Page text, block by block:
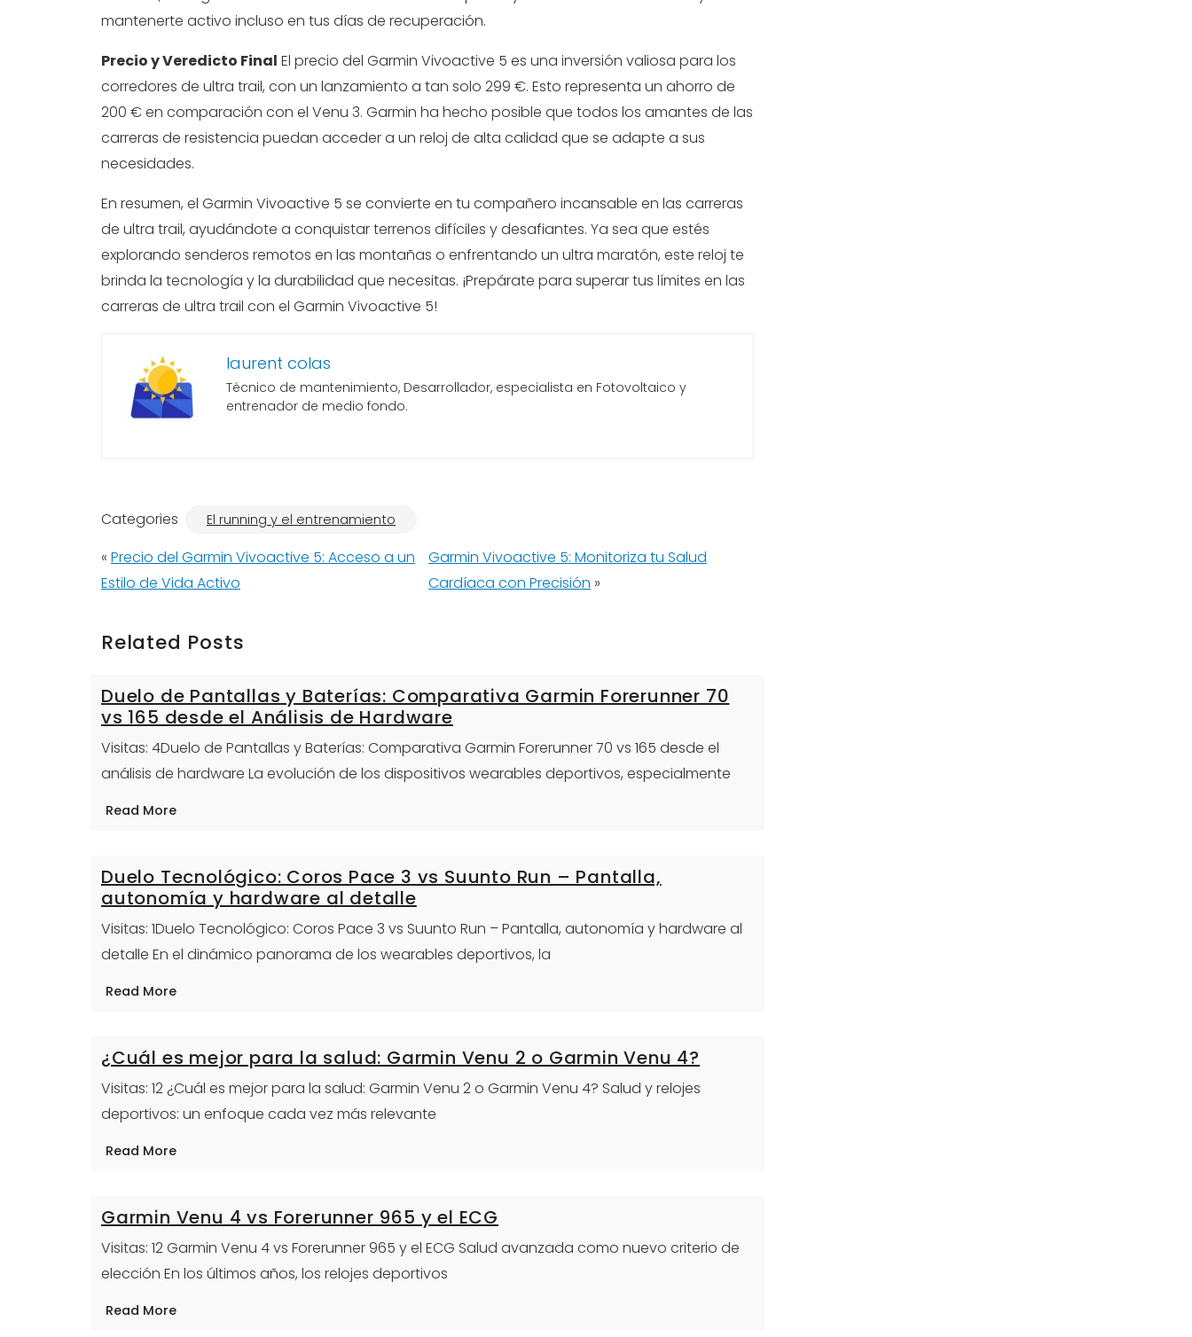
mantenerte activo incluso en tus días de recuperación.
Precio y Veredicto Final El precio del Garmin Vivoactive 5 es una inversión valiosa para los
corredores de ultra trail, con un lanzamiento a tan solo 299 €. Esto representa un ahorro de
200 € en comparación con el Venu 3. Garmin ha hecho posible que todos los amantes de las
carreras de resistencia puedan acceder a un reloj de alta calidad que se adapte a sus
necesidades.
En resumen, el Garmin Vivoactive 5 se convierte en tu compañero incansable en las carreras
de ultra trail, ayudándote a conquistar terrenos difíciles y desafiantes. Ya sea que estés
explorando senderos remotos en las montañas o enfrentando un ultra maratón, este reloj te
brinda la tecnología y la durabilidad que necesitas. ¡Prepárate para superar tus límites en las
carreras de ultra trail con el Garmin Vivoactive 5!
laurent colas
Técnico de mantenimiento, Desarrollador, especialista en Fotovoltaico y
entrenador de medio fondo.
Categories El running y el entrenamiento
« Precio del Garmin Vivoactive 5: Acceso a un
Estilo de Vida Activo
Garmin Vivoactive 5: Monitoriza tu Salud
Cardíaca con Precisión »
Related Posts
Duelo de Pantallas y Baterías: Comparativa Garmin Forerunner 70
vs 165 desde el Análisis de Hardware
Visitas: 4Duelo de Pantallas y Baterías: Comparativa Garmin Forerunner 70 vs 165 desde el
análisis de hardware La evolución de los dispositivos wearables deportivos, especialmente
Read More
Duelo Tecnológico: Coros Pace 3 vs Suunto Run – Pantalla,
autonomía y hardware al detalle
Visitas: 1Duelo Tecnológico: Coros Pace 3 vs Suunto Run – Pantalla, autonomía y hardware al
detalle En el dinámico panorama de los wearables deportivos, la
Read More
¿Cuál es mejor para la salud: Garmin Venu 2 o Garmin Venu 4?
Visitas: 12 ¿Cuál es mejor para la salud: Garmin Venu 2 o Garmin Venu 4? Salud y relojes
deportivos: un enfoque cada vez más relevante
Read More
Garmin Venu 4 vs Forerunner 965 y el ECG
Visitas: 12 Garmin Venu 4 vs Forerunner 965 y el ECG Salud avanzada como nuevo criterio de
elección En los últimos años, los relojes deportivos
Read More